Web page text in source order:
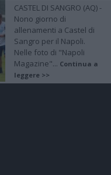
CASTEL DI SANGRO (AQ) -
Nono giorno di
allenamenti a Castel di
Sangro per il Napoli.
Nelle foto di "Napoli
Magazine"... Continua a
leggere >>